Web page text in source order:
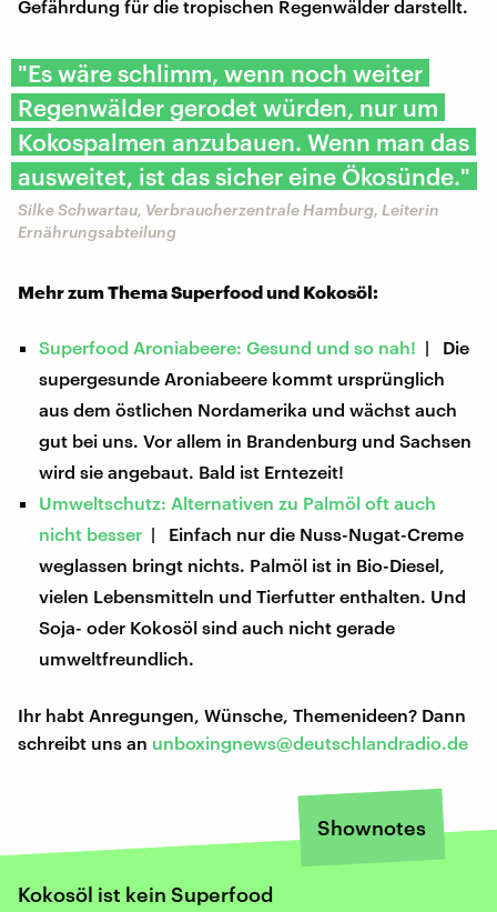
Gefährdung für die tropischen Regenwälder darstellt.
"Es wäre schlimm, wenn noch weiter
Regenwälder gerodet würden, nur um
Kokospalmen anzubauen. Wenn man das
ausweitet, ist das sicher eine Ökosünde."
Silke Schwartau, Verbraucherzentrale Hamburg, Leiterin
Ernährungsabteilung
Mehr zum Thema Superfood und Kokosöl:
Superfood Aroniabeere: Gesund und so nah! | Die
supergesunde Aroniabeere kommt ursprünglich
aus dem östlichen Nordamerika und wächst auch
gut bei uns. Vor allem in Brandenburg und Sachsen
wird sie angebaut. Bald ist Erntezeit!
Umweltschutz: Alternativen zu Palmöl oft auch
nicht besser | Einfach nur die Nuss-Nugat-Creme
weglassen bringt nichts. Palmöl ist in Bio-Diesel,
vielen Lebensmitteln und Tierfutter enthalten. Und
Soja- oder Kokosöl sind auch nicht gerade
umweltfreundlich.
Ihr habt Anregungen, Wünsche, Themenideen? Dann
schreibt uns an unboxingnews@deutschlandradio.de
Shownotes
Kokosöl ist kein Superfood